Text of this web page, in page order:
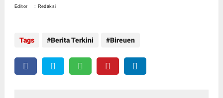
Editor : Redaksi
Tags Berita Terkini Bireuen